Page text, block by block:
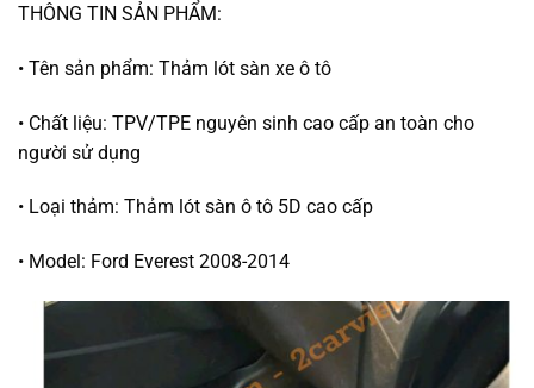
THÔNG TIN SẢN PHẨM:
• Tên sản phẩm: Thảm lót sàn xe ô tô
• Chất liệu: TPV/TPE nguyên sinh cao cấp an toàn cho
người sử dụng
• Loại thảm: Thảm lót sàn ô tô 5D cao cấp
• Model: Ford Everest 2008-2014